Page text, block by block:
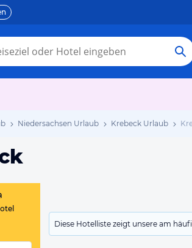
Niedersachsen Urlaub Krebeck Urlaub
Diese Hotelliste zeigt unsere am